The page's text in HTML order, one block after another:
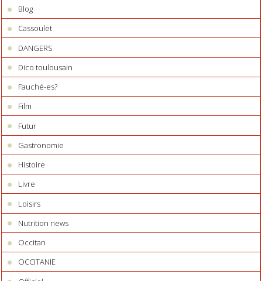
Blog
Cassoulet
DANGERS
Dico toulousain
Fauché-es?
Film
Futur
Gastronomie
Histoire
Livre
Loisirs
Nutrition news
Occitan
OCCITANIE